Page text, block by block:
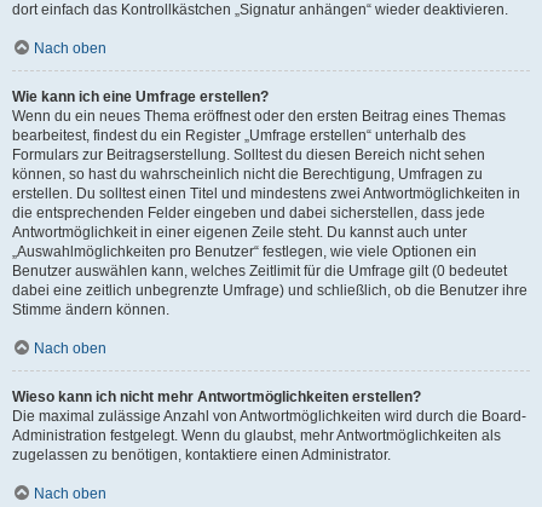
dort einfach das Kontrollkästchen „Signatur anhängen“ wieder deaktivieren.
Nach oben
Wie kann ich eine Umfrage erstellen?
Wenn du ein neues Thema eröffnest oder den ersten Beitrag eines Themas
bearbeitest, findest du ein Register „Umfrage erstellen“ unterhalb des
Formulars zur Beitragserstellung. Solltest du diesen Bereich nicht sehen
können, so hast du wahrscheinlich nicht die Berechtigung, Umfragen zu
erstellen. Du solltest einen Titel und mindestens zwei Antwortmöglichkeiten in
die entsprechenden Felder eingeben und dabei sicherstellen, dass jede
Antwortmöglichkeit in einer eigenen Zeile steht. Du kannst auch unter
„Auswahlmöglichkeiten pro Benutzer“ festlegen, wie viele Optionen ein
Benutzer auswählen kann, welches Zeitlimit für die Umfrage gilt (0 bedeutet
dabei eine zeitlich unbegrenzte Umfrage) und schließlich, ob die Benutzer ihre
Stimme ändern können.
Nach oben
Wieso kann ich nicht mehr Antwortmöglichkeiten erstellen?
Die maximal zulässige Anzahl von Antwortmöglichkeiten wird durch die Board-
Administration festgelegt. Wenn du glaubst, mehr Antwortmöglichkeiten als
zugelassen zu benötigen, kontaktiere einen Administrator.
Nach oben